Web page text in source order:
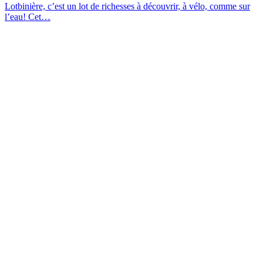
Lotbinière, c’est un lot de richesses à découvrir, à vélo, comme sur
l’eau! Cet…